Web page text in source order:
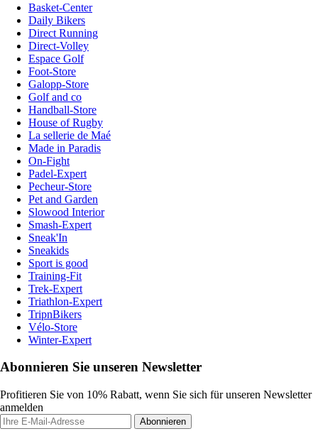
Basket-Center
Daily Bikers
Direct Running
Direct-Volley
Espace Golf
Foot-Store
Galopp-Store
Golf and co
Handball-Store
House of Rugby
La sellerie de Maé
Made in Paradis
On-Fight
Padel-Expert
Pecheur-Store
Pet and Garden
Slowood Interior
Smash-Expert
Sneak'In
Sneakids
Sport is good
Training-Fit
Trek-Expert
Triathlon-Expert
TripnBikers
Vélo-Store
Winter-Expert
Abonnieren Sie unseren Newsletter
Profitieren Sie von 10% Rabatt, wenn Sie sich für unseren Newsletter
anmelden
Abonnieren